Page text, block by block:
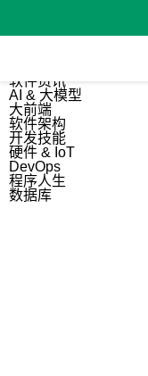
软件资讯
AI & 大模型
大前端
软件架构
开发技能
硬件 & IoT
DevOps
程序人生
数据库